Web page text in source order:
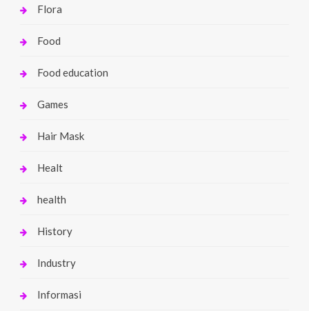
Flora
Food
Food education
Games
Hair Mask
Healt
health
History
Industry
Informasi